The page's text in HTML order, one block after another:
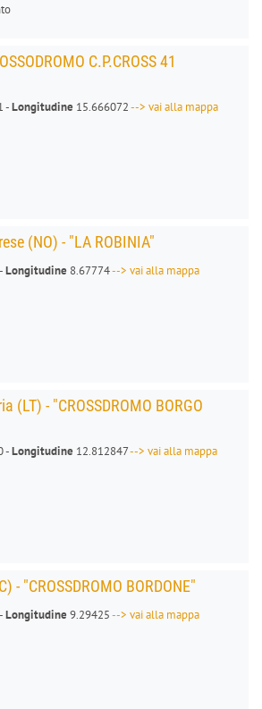
C.P.CROSS 41
-Longitudine 15.666072--> vai alla mappa
(NO) - "LA ROBINIA"
Longitudine 8.67774--> vai alla mappa
(LT) - "CROSSDROMO BORGO
-Longitudine 12.812847--> vai alla mappa
- "CROSSDROMO BORDONE"
Longitudine9.29425--> vai alla mappa